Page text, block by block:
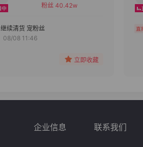
备注
粉丝 40.42w
继续清货 宠粉丝
08/08 11:46
立即收藏
企业信息 联系我们